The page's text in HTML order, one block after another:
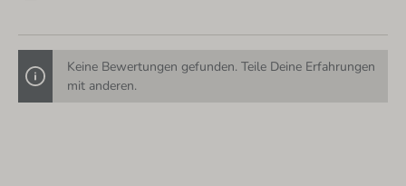
Keine Bewertungen gefunden. Teile Deine Erfahrungen
mit anderen.